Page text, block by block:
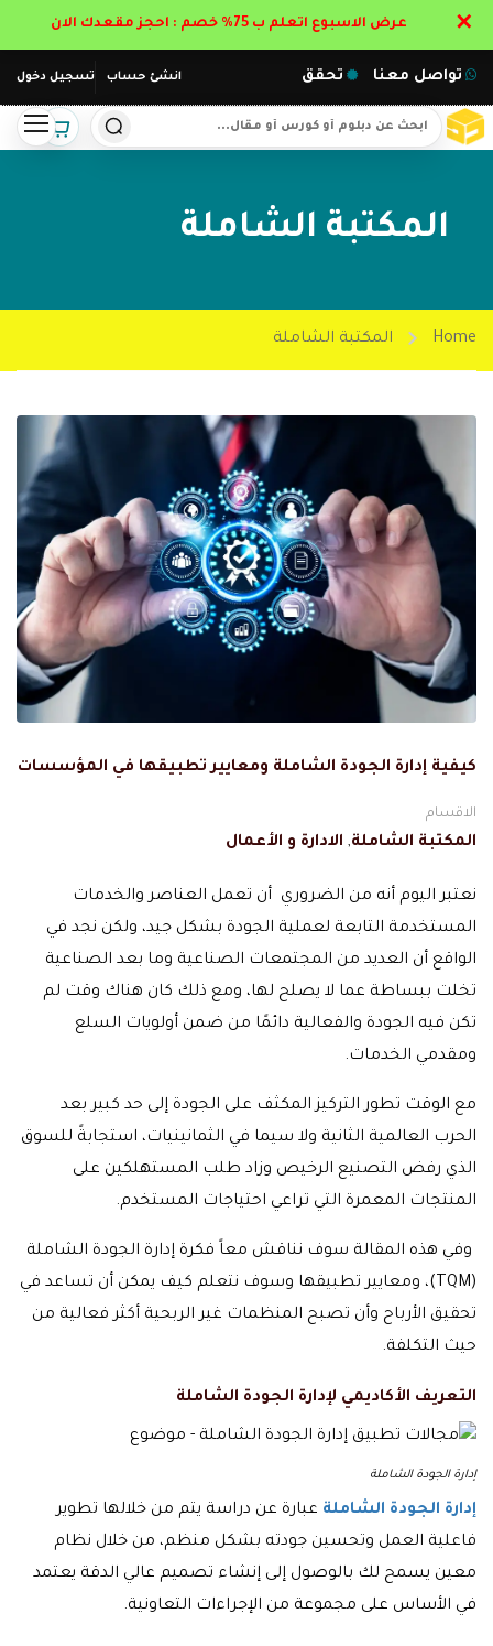
انشئ حساب تسجيل دخول تواصل معنا تحقق
المكتبة الشاملة
Home المكتبة الشاملة
كيفية إدارة الجودة الشاملة ومعايير تطبيقها في المؤسسات
الاقسام
المكتبة الشاملة, الادارة و الأعمال
نعتبر اليوم أنه من الضروري أن تعمل العناصر والخدمات
المستخدمة التابعة لعملية الجودة بشكل جيد، ولكن نجد في
الواقع أن العديد من المجتمعات الصناعية وما بعد الصناعية
تخلت ببساطة عما لا يصلح لها، ومع ذلك كان هناك وقت لم
تكن فيه الجودة والفعالية دائمًا من ضمن أولويات السلع
ومقدمي الخدمات.
مع الوقت تطور التركيز المكثف على الجودة إلى حد كبير بعد
الحرب العالمية الثانية ولا سيما في الثمانينيات، استجابةً للسوق
الذي رفض التصنيع الرخيص وزاد طلب المستهلكين على
المنتجات المعمرة التي تراعي احتياجات المستخدم.
وفي هذه المقالة سوف نناقش معاً فكرة إدارة الجودة الشاملة
(TQM)، ومعايير تطبيقها وسوف نتعلم كيف يمكن أن تساعد في
تحقيق الأرباح وأن تصبح المنظمات غير الربحية أكثر فعالية من
حيث التكلفة.
التعريف الأكاديمي لإدارة الجودة الشاملة
إدارة الجودة الشاملة
إدارة الجودة الشاملة عبارة عن دراسة يتم من خلالها تطوير
فاعلية العمل وتحسين جودته بشكل منظم، من خلال نظام
معين يسمح لك بالوصول إلى إنشاء تصميم عالي الدقة يعتمد
في الأساس على مجموعة من الإجراءات التعاونية.
عرض الاسبوع اتعلم ب 75% خصم : احجز مقعدك الان ✕